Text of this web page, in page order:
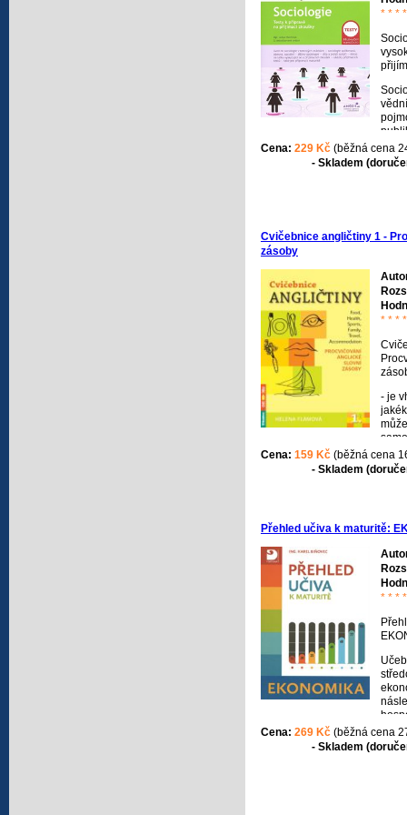
* * *
testů
tzv.
Cena: 229 Kč (běžná cena
- Skladem
Cvičebnice angličtiny 1 -
zásoby
* * *
- je
k
Cena: 159 Kč (běžná cena
- Skladem
Přehled učiva k maturitě:
* * *
Cena: 269 Kč (běžná cena
- Skladem